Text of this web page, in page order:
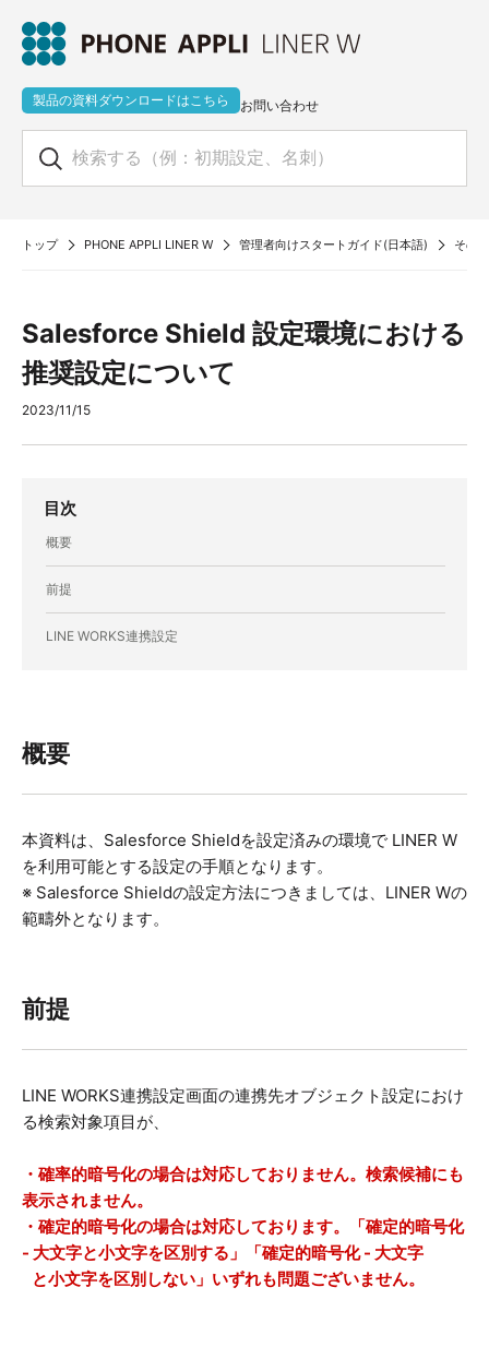
製品の資料ダウンロードはこちら お問い合わせ
トップ PHONE APPLI LINER W 管理者向けスタートガイド(日本語) その
Salesforce Shield 設定環境における
推奨設定について
2023/11/15
目次
概要
前提
LINE WORKS連携設定
概要
本資料は、Salesforce Shieldを設定済みの環境で LINER W
を利用可能とする設定の手順となります。
※ Salesforce Shieldの設定方法につきましては、LINER Wの
範疇外となります。
前提
LINE WORKS連携設定画面の連携先オブジェクト設定におけ
る検索対象項目が、
・確率的暗号化の場合は対応しておりません。検索候補にも
表示されません。
・確定的暗号化の場合は対応しております。「確定的暗号化
- 大文字と小文字を区別する」「確定的暗号化 - 大文字
と小文字を区別しない」いずれも問題ございません。